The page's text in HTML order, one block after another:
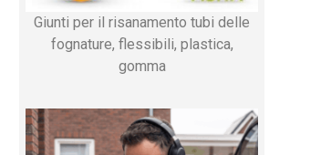
Giunti per il risanamento tubi delle
fognature, flessibili, plastica,
gomma